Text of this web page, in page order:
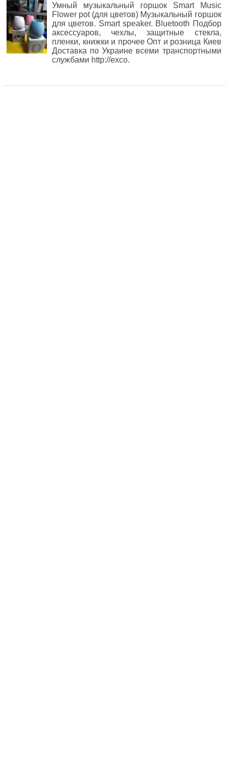
Умный музыкальный горшок Smart Music
Flower pot (для цветов) Музыкальный горшок
для цветов. Smart speaker. Bluetooth Подбор
аксессуаров, чехлы, защитные стекла,
пленки, книжки и прочее Опт и розница Киев
Доставка по Украине всеми транспортными
службами http://exco.